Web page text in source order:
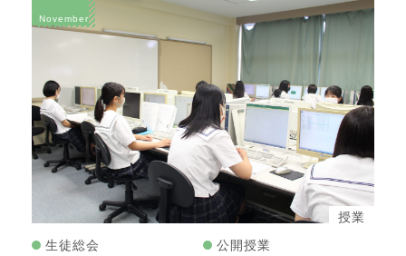
November
授業
生徒総会
公開授業